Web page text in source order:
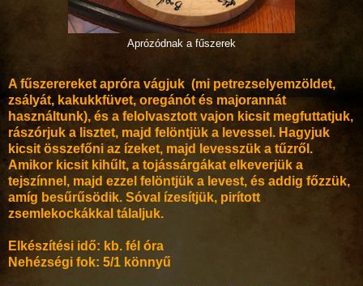
Aprózódnak a fűszerek
A fűszerereket apróra vágjuk (mi petrezselyemzöldet,
zsályát, kakukkfüvet, oregánót és majorannát
használtunk), és a felolvasztott vajon kicsit megfuttatjuk,
rászórjuk a lisztet, majd felöntjük a levessel. Hagyjuk
kicsit összefőni az ízeket, majd levesszük a tűzről.
Amikor kicsit kihűlt, a tojássárgákat elkeverjük a
tejszínnel, majd ezzel felöntjük a levest, és addig főzzük,
amíg besűrűsödik. Sóval ízesítjük, pirított
zsemlekockákkal tálaljuk.
Elkészítési idő: kb. fél óra
Nehézségi fok: 5/1 könnyű